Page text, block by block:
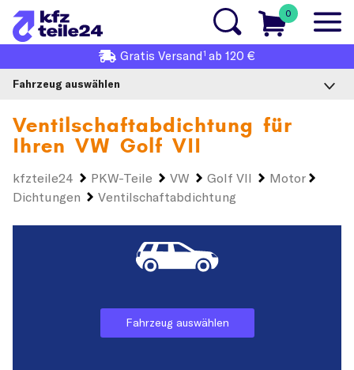
0
Gratis Versand1 ab 120 €
Fahrzeug auswählen
Ventilschaftabdichtung für
Ihren VW Golf VII
kfzteile24 PKW-Teile VW Golf VII
Motor
Dichtungen
Ventilschaftabdichtung
Fahrzeug auswählen